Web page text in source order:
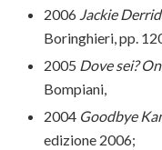
2006 Jackie
Boringhieri, pp.
2005 Dove sei?
Bompiani,
2004 Goodbye
edizione 2006;